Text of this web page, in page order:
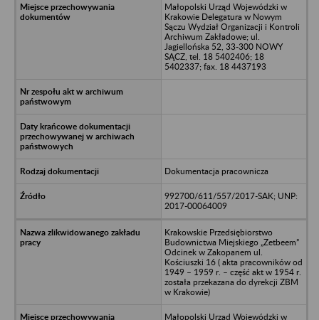
Małopolski Urząd Wojewódzki w
Krakowie Delegatura w Nowym
Sączu Wydział Organizacji i Kontroli
Archiwum Zakładowe; ul.
Jagiellońska 52, 33-300 NOWY
SĄCZ, tel. 18 5402406; 18
5402337; fax. 18 4437193
Dokumentacja pracownicza
992700/611/557/2017-SAK; UNP:
2017-00064009
Krakowskie Przedsiębiorstwo
Budownictwa Miejskiego „Zetbeem”
Odcinek w Zakopanem ul.
Kościuszki 16 ( akta pracowników od
1949 – 1959 r. – część akt w 1954 r.
została przekazana do dyrekcji ZBM
w Krakowie)
Małopolski Urząd Wojewódzki w